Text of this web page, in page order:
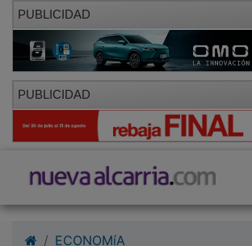
PUBLICIDAD
PUBLICIDAD